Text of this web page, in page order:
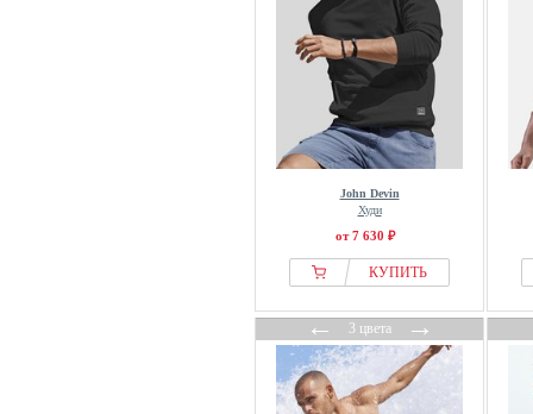
John Devin
Худи
от 7 630 ₽
КУПИТЬ
←3 цвета→